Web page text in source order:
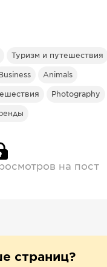
Туризм и путешествия
Business Animals
Photography
на пост
страниц?